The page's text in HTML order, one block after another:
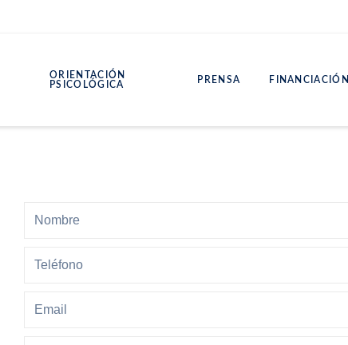
ORIENTACIÓN
PSICOLÓGICA
PRENSA FINANCIACIÓN